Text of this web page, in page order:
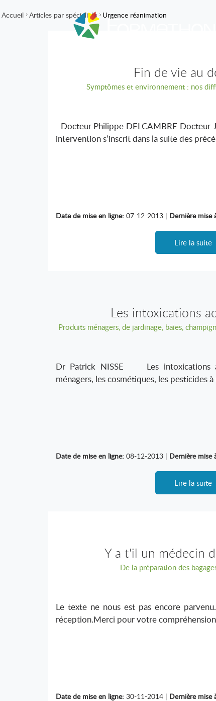
Accueil Articles par spécialités Urgence réanimation
Fin de vie au
Symptômes et environnement : nos
Docteur Philippe DELCAMBRE
intervention s’inscrit dans la suite des
Date de mise en ligne: 07-12-2013 | Dernière mise
Lire la suite
Les intoxications
Produits ménagers, de jardinage, baies,
Dr Patrick NISSE Les intoxications
ménagers, les cosmétiques, les pesticides
Date de mise en ligne: 08-12-2013 | Dernière mise
Lire la suite
Y a t'il un médecin
De la préparation des
Le texte ne nous est pas encore
réception.Merci pour votre
Date de mise en ligne: 30-11-2014 | Dernière mise